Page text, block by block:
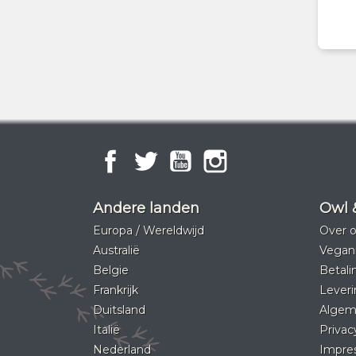
FacebookTwitterYouTube
Andere landen
Europa / Wereldwijd
Australië
Belgie
Frankrijk
Duitsland
Italië
Nederland
Owl
Over